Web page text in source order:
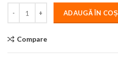
ADAUGĂ ÎN COȘ
Compare